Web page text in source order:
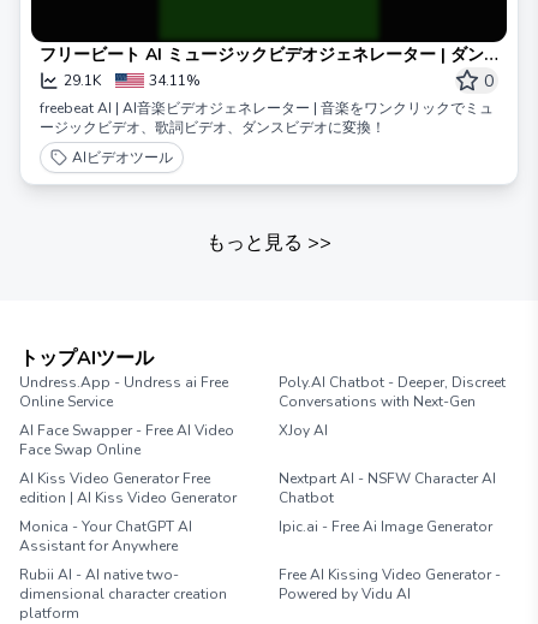
フリービート AI ミュージックビデオジェネレーター | ダン
スビデオ | 歌詞ビデオ
29.1K 34.11% 0
freebeat AI | AI音楽ビデオジェネレーター | 音楽をワンクリックでミュ
ージックビデオ、歌詞ビデオ、ダンスビデオに変換！
AIビデオツール
もっと見る >>
トップAIツール
Undress.App - Undress ai Free
Online Service
Poly.AI Chatbot - Deeper, Discreet
Conversations with Next-Gen
AI Face Swapper - Free AI Video
Face Swap Online
XJoy AI
AI Kiss Video Generator Free
edition | AI Kiss Video Generator
Nextpart AI - NSFW Character AI
Chatbot
Monica - Your ChatGPT AI
Assistant for Anywhere
Ipic.ai - Free Ai Image Generator
Rubii AI - AI native two-
dimensional character creation
platform
Free AI Kissing Video Generator -
Powered by Vidu AI